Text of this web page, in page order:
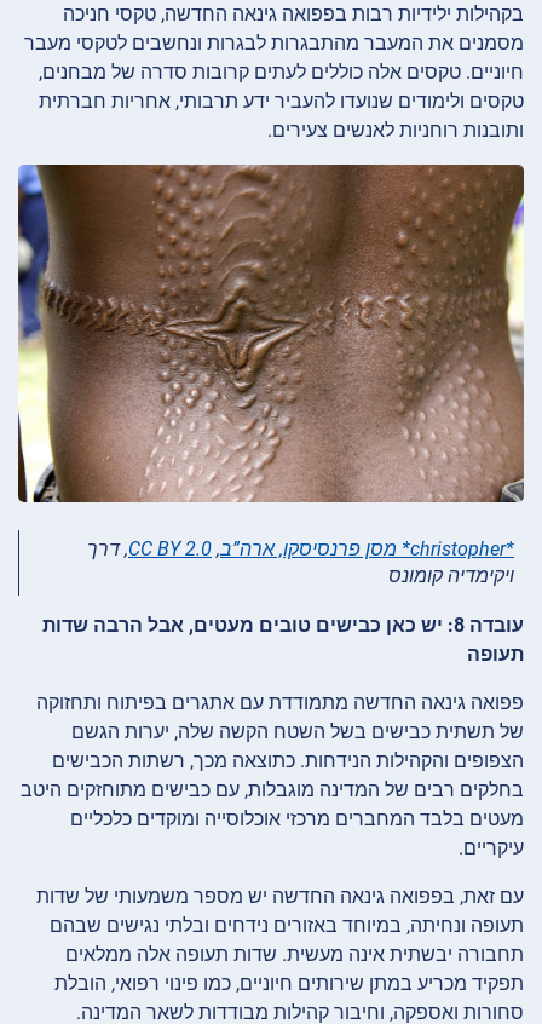
בקהילות ילידיות רבות בפפואה גינאה החדשה, טקסי חניכה
מסמנים את המעבר מהתבגרות לבגרות ונחשבים לטקסי מעבר
חיוניים. טקסים אלה כוללים לעתים קרובות סדרה של מבחנים,
טקסים ולימודים שנועדו להעביר ידע תרבותי, אחריות חברתית
ותובנות רוחניות לאנשים צעירים.
*christopher* מסן פרנסיסקו, ארה”ב ,
CC BY 2.0, דרך
ויקימדיה קומונס
עובדה 8: יש כאן כבישים טובים מעטים, אבל הרבה שדות
תעופה
פפואה גינאה החדשה מתמודדת עם אתגרים בפיתוח ותחזוקה
של תשתית כבישים בשל השטח הקשה שלה, יערות הגשם
הצפופים והקהילות הנידחות. כתוצאה מכך, רשתות הכבישים
בחלקים רבים של המדינה מוגבלות, עם כבישים מתוחזקים היטב
מעטים בלבד המחברים מרכזי אוכלוסייה ומוקדים כלכליים
עיקריים.
עם זאת, בפפואה גינאה החדשה יש מספר משמעותי של שדות
תעופה ונחיתה, במיוחד באזורים נידחים ובלתי נגישים שבהם
תחבורה יבשתית אינה מעשית. שדות תעופה אלה ממלאים
תפקיד מכריע במתן שירותים חיוניים, כמו פינוי רפואי, הובלת
סחורות ואספקה, וחיבור קהילות מבודדות לשאר המדינה.